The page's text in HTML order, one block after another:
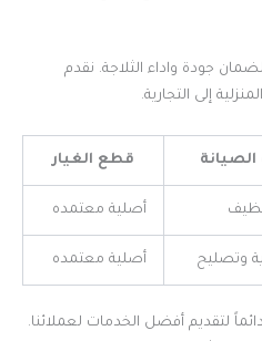
لضمان جودة واداء الثلاجة. نقدم
إلى التجارية.
قطع الغيار
أصلية معتمده
وتصليح أصلية معتمده
لتقديم أفضل الخدمات لعملائنا.